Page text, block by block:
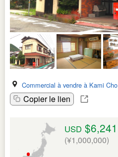
Commercial à vendre à Kami Cho
Copier le lien
USD $6,241
(¥1,000,000)